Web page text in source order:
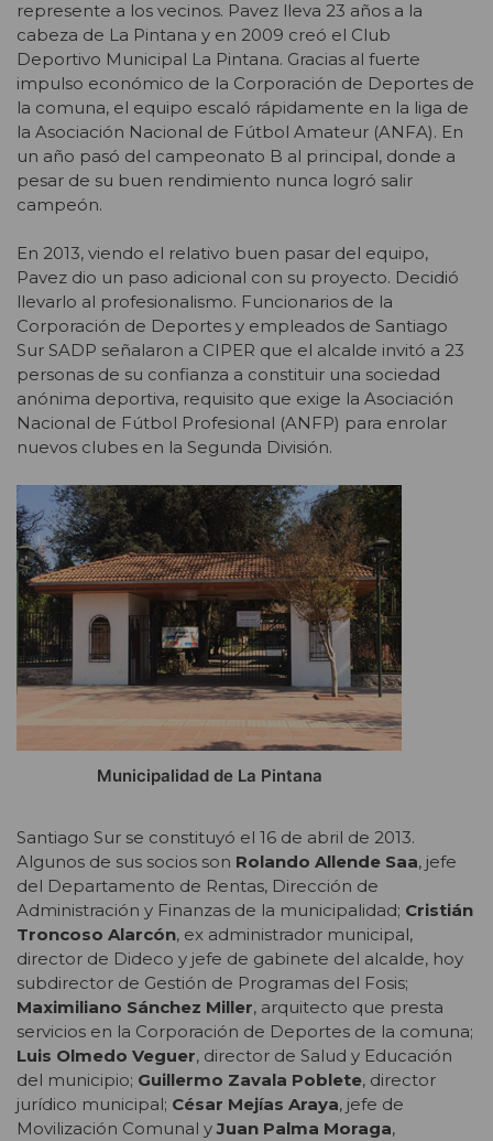
represente a los vecinos. Pavez lleva 23 años a la
cabeza de La Pintana y en 2009 creó el Club
Deportivo Municipal La Pintana. Gracias al fuerte
impulso económico de la Corporación de Deportes de
la comuna, el equipo escaló rápidamente en la liga de
la Asociación Nacional de Fútbol Amateur (ANFA). En
un año pasó del campeonato B al principal, donde a
pesar de su buen rendimiento nunca logró salir
campeón.
En 2013, viendo el relativo buen pasar del equipo,
Pavez dio un paso adicional con su proyecto. Decidió
llevarlo al profesionalismo. Funcionarios de la
Corporación de Deportes y empleados de Santiago
Sur SADP señalaron a CIPER que el alcalde invitó a 23
personas de su confianza a constituir una sociedad
anónima deportiva, requisito que exige la Asociación
Nacional de Fútbol Profesional (ANFP) para enrolar
nuevos clubes en la Segunda División.
Municipalidad de La Pintana
Santiago Sur se constituyó el 16 de abril de 2013.
Algunos de sus socios son Rolando Allende Saa, jefe
del Departamento de Rentas, Dirección de
Administración y Finanzas de la municipalidad; Cristián
Troncoso Alarcón, ex administrador municipal,
director de Dideco y jefe de gabinete del alcalde, hoy
subdirector de Gestión de Programas del Fosis;
Maximiliano Sánchez Miller, arquitecto que presta
servicios en la Corporación de Deportes de la comuna;
Luis Olmedo Veguer, director de Salud y Educación
del municipio; Guillermo Zavala Poblete, director
jurídico municipal; César Mejías Araya, jefe de
Movilización Comunal yJuan Palma Moraga,